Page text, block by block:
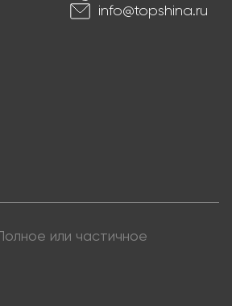
info@topshina.ru
или частичное